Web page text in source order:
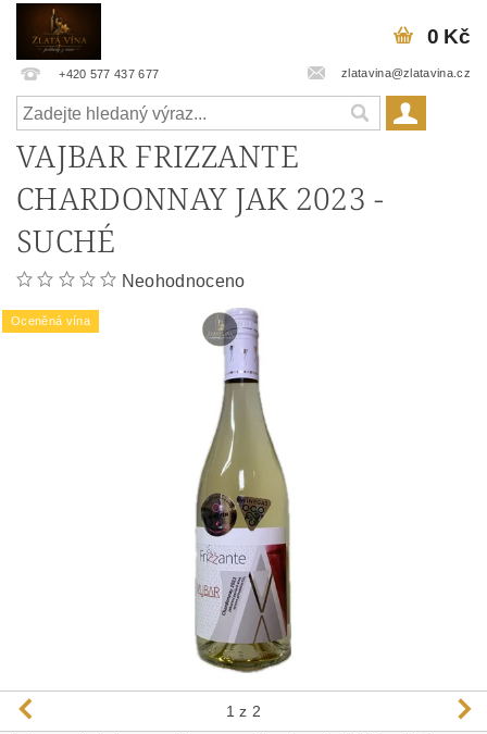
+420 577 437 677 zlatavina@zlatavina.cz
0 Kč
VAJBAR FRIZZANTE
CHARDONNAY JAK 2023 -
SUCHÉ
Neohodnoceno
Oceněná vína
1 z 2